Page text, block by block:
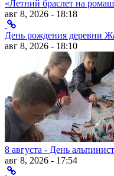
«Летний браслет на
авг 8, 2026 - 18:18
День рождения деревни
авг 8, 2026 - 18:10
8 августа - День
авг 8, 2026 - 17:54